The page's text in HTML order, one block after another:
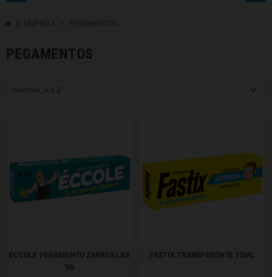
PEGAMENTOS
Nombre, A a Z
ECCOLE PEGAMENTO ZAPATILLAS
9G
FASTIX TRANSPARENTE 25ML